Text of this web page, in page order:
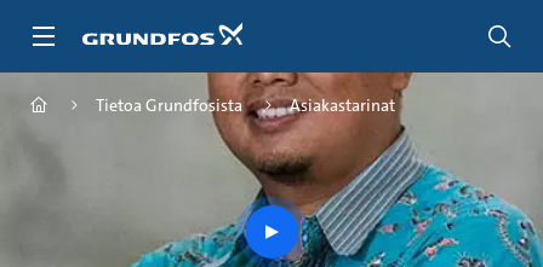
pääsisältöön
Tietoa Grundfosista Asiakastarinat
play
button